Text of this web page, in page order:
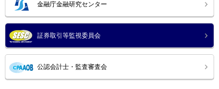
金融庁金融研究センター
証券取引等監視委員会
公認会計士・監査審査会